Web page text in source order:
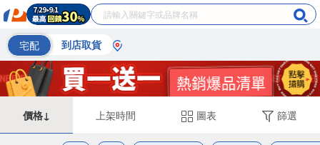
宅配 到店取貨
價格↓ 上架時間 圖表 篩選